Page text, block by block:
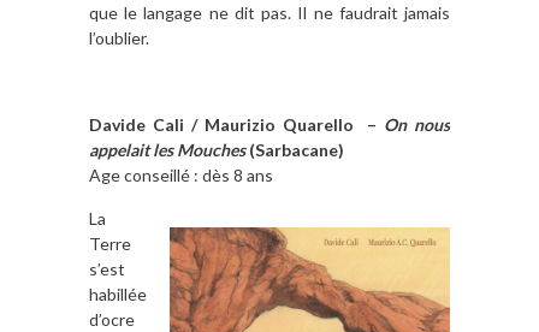
que le langage ne dit pas. Il ne faudrait jamais
l’oublier.
Davide Cali / Maurizio Quarello – On nous
appelait les Mouches(Sarbacane)
Age conseillé : dès 8 ans
La
Terre
s’est
habillée
d’ocre